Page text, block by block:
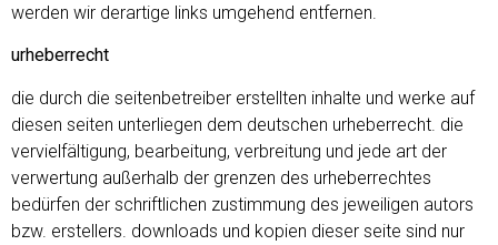
werden wir derartige links umgehend entfernen.
urheberrecht
die durch die seitenbetreiber erstellten inhalte und werke auf
diesen seiten unterliegen dem deutschen urheberrecht. die
vervielfältigung, bearbeitung, verbreitung und jede art der
verwertung außerhalb der grenzen des urheberrechtes
bedürfen der schriftlichen zustimmung des jeweiligen autors
bzw. erstellers. downloads und kopien dieser seite sind nur